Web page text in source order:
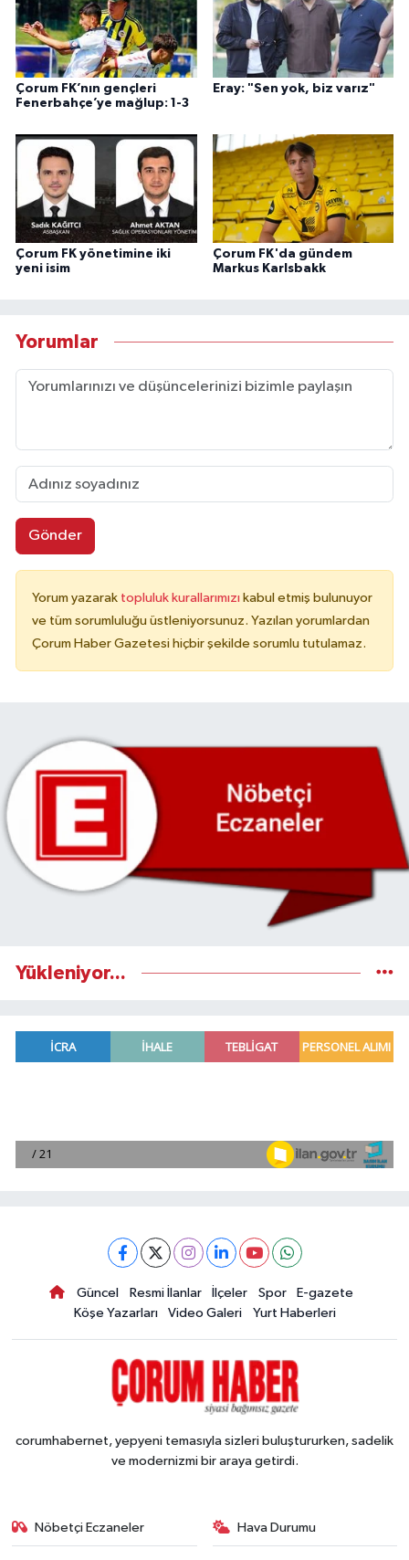
Çorum FK’nın gençleri
Fenerbahçe’ye mağlup: 1-3
Eray: "Sen yok, biz varız"
Çorum FK yönetimine iki
yeni isim
Çorum FK'da gündem
Markus Karlsbakk
Yorumlar
Gönder
Yorum yazarak topluluk kurallarımızı kabul etmiş bulunuyor
ve tüm sorumluluğu üstleniyorsunuz. Yazılan yorumlardan
Çorum Haber Gazetesi hiçbir şekilde sorumlu tutulamaz.
Yükleniyor...
Güncel Resmi İlanlar İlçeler Spor
E-gazete
Köşe Yazarları
Video Galeri Yurt Haberleri
corumhabernet, yepyeni temasıyla sizleri buluştururken, sadelik
ve modernizmi bir araya getirdi.
Nöbetçi Eczaneler Hava Durumu